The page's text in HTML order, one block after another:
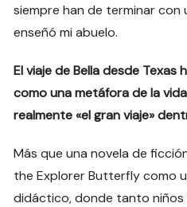
siempre han de terminar con
enseñó mi abuelo.
El viaje de Bella desde
como una metáfora de la
realmente «el gran viaje»
Más que una novela de
the Explorer Butterfly como
didáctico, donde tanto